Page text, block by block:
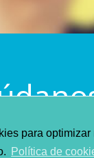
para
Política de